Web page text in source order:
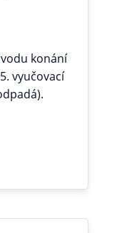
konání
vyučovací